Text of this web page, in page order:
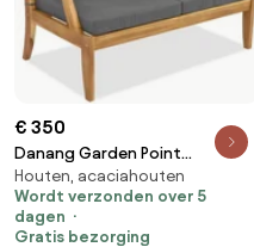
€ 350
Danang Garden Point
tweezitsbank in acaciahout
Houten, acaciahouten
Wordt verzonden over 5
dagen
Gratis bezorging